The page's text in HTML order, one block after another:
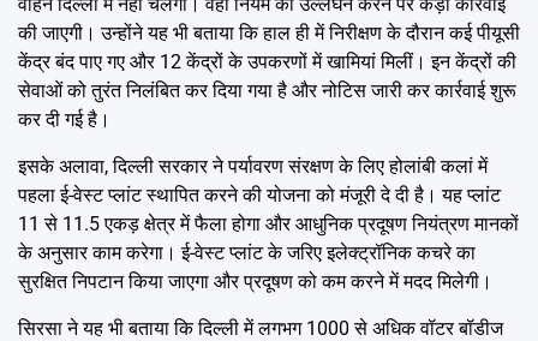
की जाएगी। उन्होंने यह भी बताया कि हाल ही में निरीक्षण के दौरान कई पीयूसी
केंद्र बंद पाए गए और 12 केंद्रों के उपकरणों में खामियां मिलीं। इन केंद्रों की
सेवाओं को तुरंत निलंबित कर दिया गया है और नोटिस जारी कर कार्रवाई शुरू
कर दी गई है।
इसके अलावा, दिल्ली सरकार ने पर्यावरण संरक्षण के लिए होलांबी कलां में
पहला ई-वेस्ट प्लांट स्थापित करने की योजना को मंजूरी दे दी है। यह प्लांट
11 से 11.5 एकड़ क्षेत्र में फैला होगा और आधुनिक प्रदूषण नियंत्रण मानकों
के अनुसार काम करेगा। ई-वेस्ट प्लांट के जरिए इलेक्ट्रॉनिक कचरे का
सुरक्षित निपटान किया जाएगा और प्रदूषण को कम करने में मदद मिलेगी।
सिरसा ने यह भी बताया कि दिल्ली में लगभग 1000 से अधिक वॉटर बॉडीज